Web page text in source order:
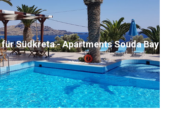
für Südkreta - Apartments Souda Bay